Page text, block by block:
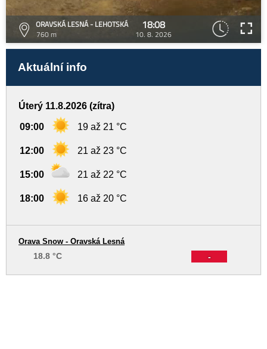
ORAVSKÁ LESNÁ - LEHOTSKÁ
760 m
18:08
10. 8. 2026
Aktuální info
Úterý 11.8.2026 (zítra)
09:00 19 až 21 °C
12:00 21 až 23 °C
15:00 21 až 22 °C
18:00 16 až 20 °C
-
Orava Snow - Oravská Lesná
18.8 °C